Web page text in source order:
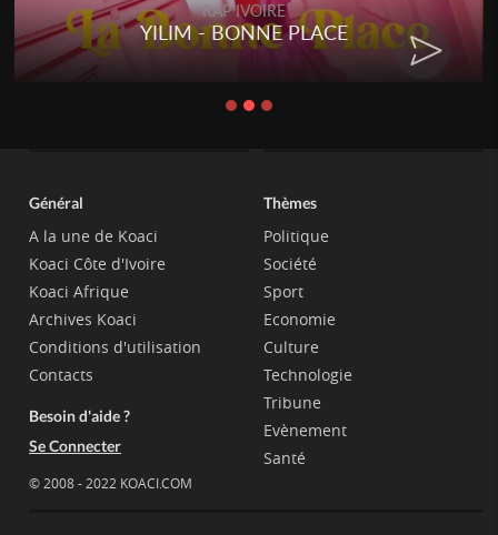
RAP IVOIRE
YILIM - BONNE PLACE
Général
A la une de Koaci
Koaci Côte d'Ivoire
Koaci Afrique
Archives Koaci
Conditions d'utilisation
Contacts
Besoin d'aide ?
Se Connecter
© 2008 - 2022 KOACI.COM
Thèmes
Politique
Société
Sport
Economie
Culture
Technologie
Tribune
Evènement
Santé